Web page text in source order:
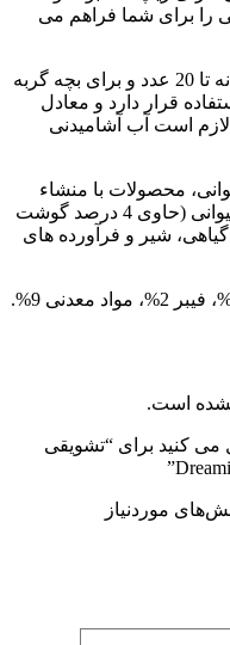
را برای شما فراهم می
برای هر گربه بالغ روزانه تا 20 عدد و برای بچه گربه
قرار دارد و معادل
است آب آشامیدنی
محصولات با منشاء
گیاهی، گوشت و فرآورده های جانبی حیوانی (حاوی 4 درصد گوشت
شیر و فرآورده های
است.
می کنید برای “تشویقی
موردنیاز